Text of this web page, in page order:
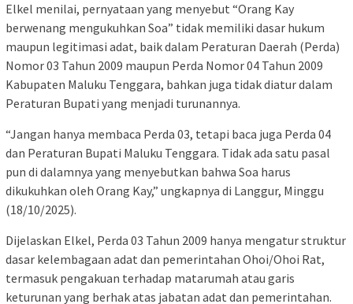
Elkel menilai, pernyataan yang menyebut “Orang Kay
berwenang mengukuhkan Soa” tidak memiliki dasar hukum
maupun legitimasi adat, baik dalam Peraturan Daerah (Perda)
Nomor 03 Tahun 2009 maupun Perda Nomor 04 Tahun 2009
Kabupaten Maluku Tenggara, bahkan juga tidak diatur dalam
Peraturan Bupati yang menjadi turunannya.
“Jangan hanya membaca Perda 03, tetapi baca juga Perda 04
dan Peraturan Bupati Maluku Tenggara. Tidak ada satu pasal
pun di dalamnya yang menyebutkan bahwa Soa harus
dikukuhkan oleh Orang Kay,” ungkapnya di Langgur, Minggu
(18/10/2025).
Dijelaskan Elkel, Perda 03 Tahun 2009 hanya mengatur struktur
dasar kelembagaan adat dan pemerintahan Ohoi/Ohoi Rat,
termasuk pengakuan terhadap matarumah atau garis
keturunan yang berhak atas jabatan adat dan pemerintahan.